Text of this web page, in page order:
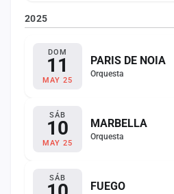
2025
DOM
11
MAY 25
PARIS DE NOIA
Orquesta
SÁB
10
MAY 25
MARBELLA
Orquesta
SÁB
FUEGO